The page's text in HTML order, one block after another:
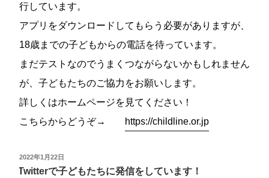
行しています。
アプリをダウンロードしてもらう必要がありますが、
18歳までの子どもからの電話を待っています。
まだテストなのでうまくつながらないかもしれません
が、子どもたちのご協力をお願いします。
詳しくはホームページを見てください！
こちらからどうぞ→
https://childline.or.jp
投
稿
2022年1月22日
Twitterで子どもたちに発信をしています！